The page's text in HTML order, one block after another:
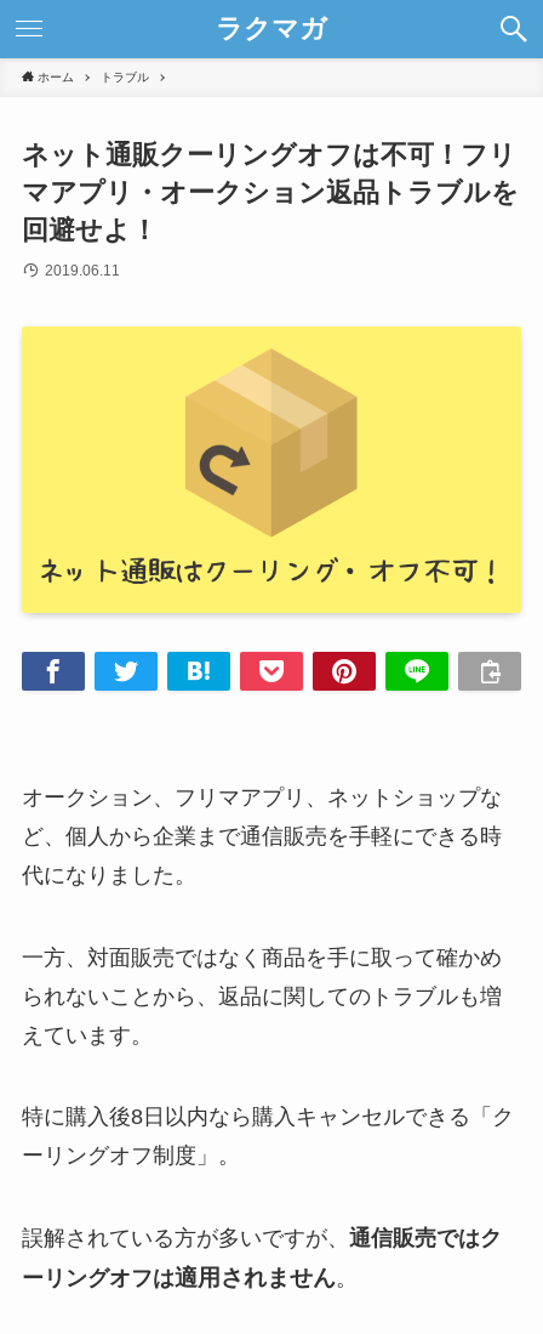
ラクマガ
ホーム トラブル
ネット通販クーリングオフは不可！フリ
マアプリ・オークション返品トラブルを
回避せよ！
2019.06.11
オークション、フリマアプリ、ネットショップな
ど、個人から企業まで通信販売を手軽にできる時
代になりました。
一方、対面販売ではなく商品を手に取って確かめ
られないことから、返品に関してのトラブルも増
えています。
特に購入後8日以内なら購入キャンセルできる「ク
ーリングオフ制度」。
誤解されている方が多いですが、 通信販売ではク
ーリングオフは適用されません。